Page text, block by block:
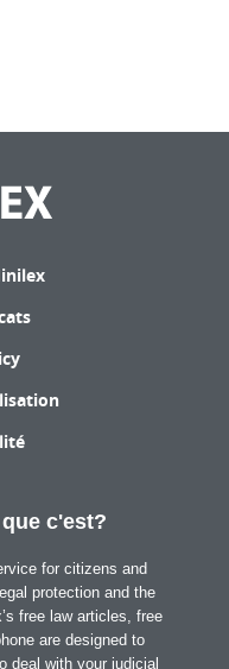
c'est?
for citizens and
protection and the
free law articles, free
are designed to
deal with your judicial